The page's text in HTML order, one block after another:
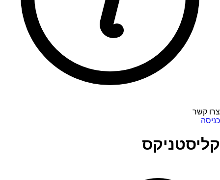
צרו קשר
כניסה
קליסטניקס